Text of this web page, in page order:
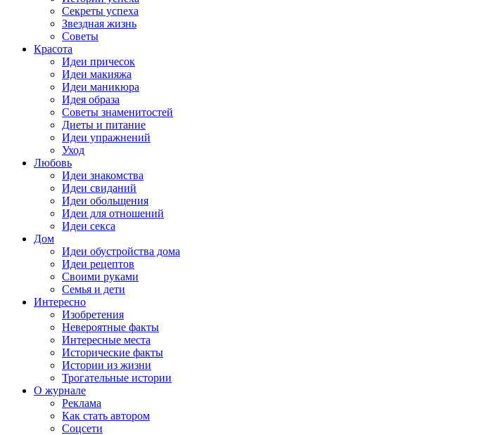
Секреты успеха
Звездная жизнь
Советы
Красота
Идеи причесок
Идеи макияжа
Идеи маникюра
Идея образа
Советы знаменитостей
Диеты и питание
Идеи упражнений
Уход
Любовь
Идеи знакомства
Идеи свиданий
Идеи обольщения
Идеи для отношений
Идеи секса
Дом
Идеи обустройства дома
Идеи рецептов
Своими руками
Семья и дети
Интересно
Изобретения
Невероятные факты
Интересные места
Исторические факты
Истории из жизни
Трогательные истории
О журнале
Реклама
Как стать автором
Соцсети